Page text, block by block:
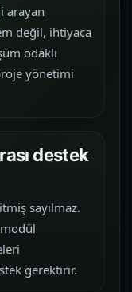
arayan
değil, ihtiyaca
odaklı
yönetimi
destek
sayılmaz.
gerektirir.